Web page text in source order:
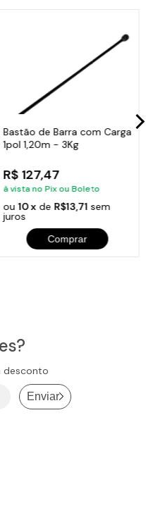
Bastão de Barra com Carga
1pol 1,20m - 3Kg
R$ 127,47
à vista no Pix ou Boleto
ou 10 x de R$13,71 sem
juros
Comprar
desconto
Enviar